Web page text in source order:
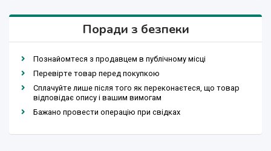
Поради з безпеки
Познайомтеся з продавцем в публічному місці
Перевірте товар перед покупкою
Сплачуйте лише після того як переконаєтеся, що товар
відповідає опису і вашим вимогам
Бажано провести операцію при свідках